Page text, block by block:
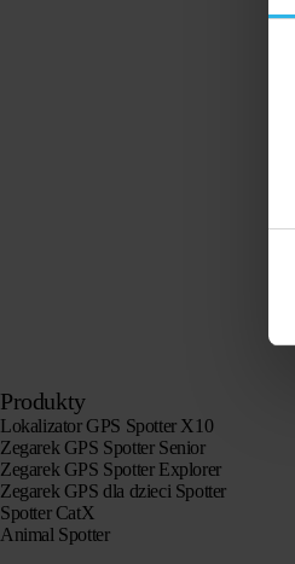
Produkty
Lokalizator GPS Spotter X10
Zegarek GPS Spotter Senior
Zegarek GPS Spotter Explorer
Zegarek GPS dla dzieci Spotter
Spotter CatX
Animal Spotter